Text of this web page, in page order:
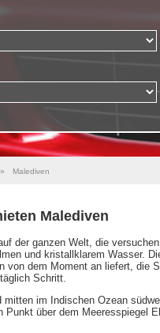
» Malediven
Malediven
der ganzen Welt, die
und kristallklarem Wasser.
von dem Moment an liefert, die
Schritt.
mitten im Indischen Ozean
Punkt über dem Meeresspiegel